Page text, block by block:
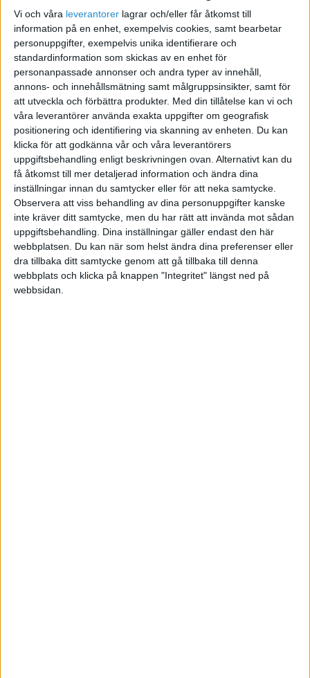
Vi och våra leverantorer lagrar och/eller får åtkomst till
information på en enhet, exempelvis cookies, samt bearbetar
personuppgifter, exempelvis unika identifierare och
standardinformation som skickas av en enhet för
personanpassade annonser och andra typer av innehåll,
annons- och innehållsmätning samt målgruppsinsikter, samt för
att utveckla och förbättra produkter. Med din tillåtelse kan vi och
våra leverantörer använda exakta uppgifter om geografisk
positionering och identifiering via skanning av enheten. Du kan
klicka för att godkänna vår och våra leverantörers
uppgiftsbehandling enligt beskrivningen ovan. Alternativt kan du
få åtkomst till mer detaljerad information och ändra dina
inställningar innan du samtycker eller för att neka samtycke.
Observera att viss behandling av dina personuppgifter kanske
inte kräver ditt samtycke, men du har rätt att invända mot sådan
uppgiftsbehandling. Dina inställningar gäller endast den här
webbplatsen. Du kan när som helst ändra dina preferenser eller
dra tillbaka ditt samtycke genom att gå tillbaka till denna
webbplats och klicka på knappen "Integritet" längst ned på
webbsidan.
Det här är dock bara början på eländet. För att förstå
hur viktigt det är att behålla kunder så måste vi
introducera ett viktigt koncept, nämligen
livstidsvärdet av en kund. Låt oss säga att du i
genomsnitt behåller en kund i fem år. Dina bästa
kunder är dock så nöjda att de stannar hos dig i tolv år.
Livstidsvärdet av din genomsnittskund är då: